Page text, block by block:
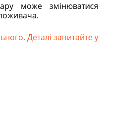
може змінюватися
Деталі запитайте у